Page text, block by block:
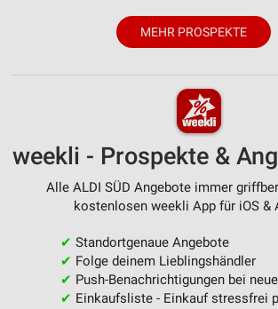
MEHR PROSPEKTE
weekli - Prospekte &
Alle ALDI SÜD Angebote immer
kostenlosen weekli App für iOS &
✔ Standortgenaue Angebote
✔ Folge deinem Lieblingshändler
✔ Push-Benachrichtigungen bei
✔ Einkaufsliste - Einkauf stressfrei